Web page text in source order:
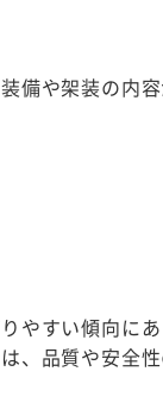
備や架装の内
やすい傾向にあ
、品質や安全